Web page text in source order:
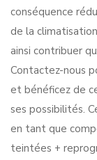
conséquence
de la
ainsi contribuer
Contactez-nous
et bénéficez de
ses possibilités.
en tant que
teintées +